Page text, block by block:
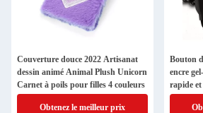
Couverture douce 2022 Artisanat
dessin animé Animal Plush Unicorn
Carnet à poils pour filles 4 couleurs
Obtenez le meilleur prix
Bouton
encre
rapide